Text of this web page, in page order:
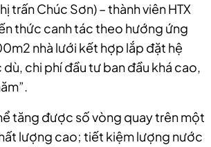
trấn Chúc Sơn) – thành viên HTX
thức canh tác theo hướng ứng
nhà lưới kết hợp lắp đặt hệ
chi phí đầu tư ban đầu khá cao,
tăng được số vòng quay trên một
lượng cao; tiết kiệm lượng nước